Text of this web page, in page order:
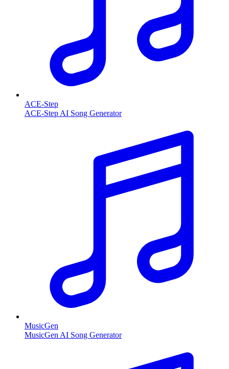
ACE-Step
ACE-Step AI Song Generator
MusicGen
MusicGen AI Song Generator